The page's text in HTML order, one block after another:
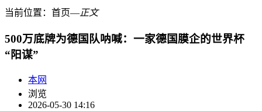
当前位置： 首页―正文
500万底牌为德国队呐喊：一家德国膜企的世界杯
“阳谋”
本网
浏览
2026-05-30 14:16